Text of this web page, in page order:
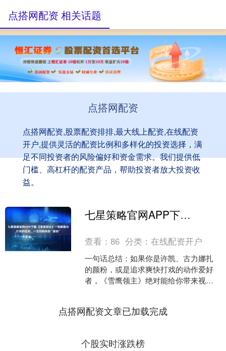
点搭网配资
点搭网配资,股票配资排排,最大线上配资,在线配资
开户,提供灵活的配资比例和多样化的投资选择，满
足不同投资者的风险偏好和资金需求。我们提供低
门槛、高杠杆的配资产品，帮助投资者放大投资收
益。
点搭网配资 相关话题
七星策略官网APP下载 《雪鹰领主》一场颜值与打戏的狂欢，一次对剧本的“渡劫”
查看：86 分类：在线配资开户
一句话总结：如果你是许凯、古力娜扎
的颜粉，或是追求爽快打戏的动作爱好
者，《雪鹰领主》绝对能给你带来视觉
点搭网配资文章已加载完成
个股实时涨跌榜